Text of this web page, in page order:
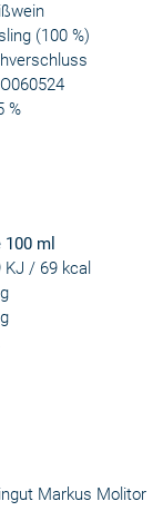
(100 %)
%
ml
KJ / 69 kcal
Markus Molitor